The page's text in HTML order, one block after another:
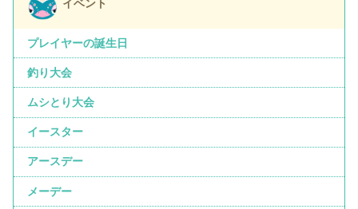
イベント
プレイヤーの誕生日
釣り大会
ムシとり大会
イースター
アースデー
メーデー